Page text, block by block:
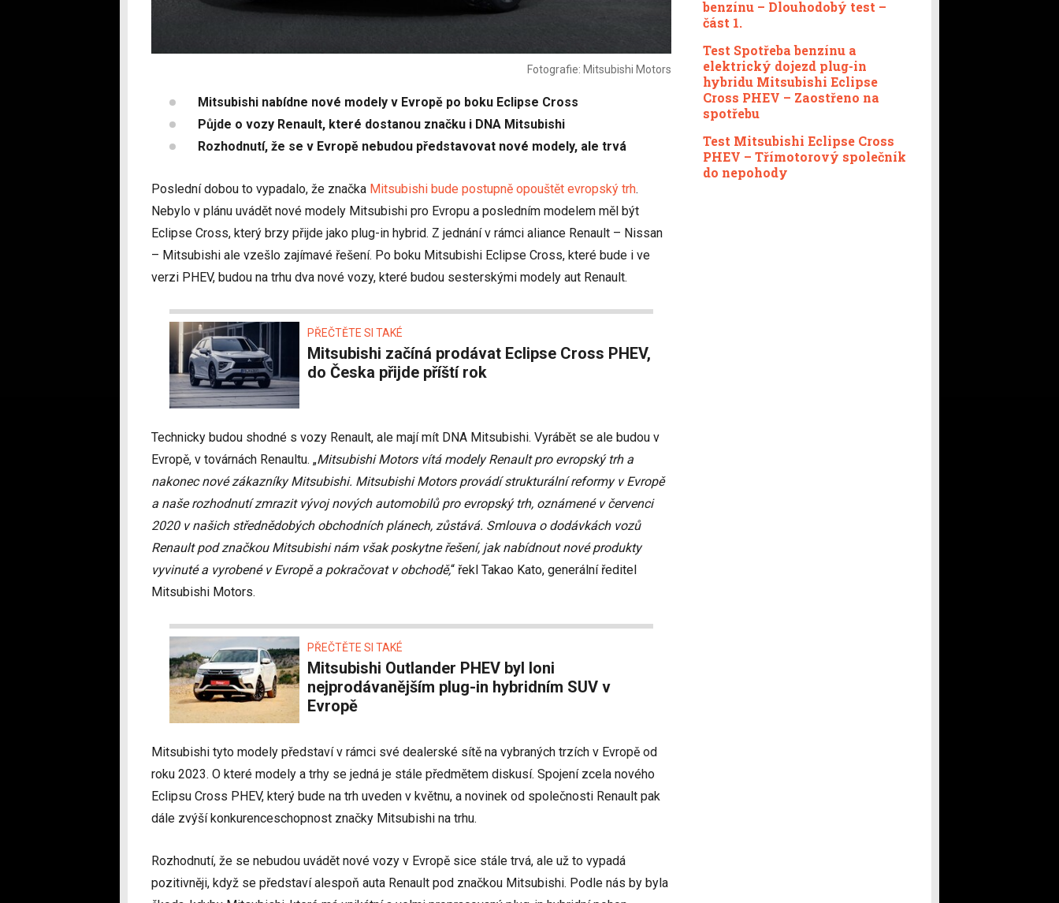
Fotografie: Mitsubishi Motors
Mitsubishi nabídne nové modely v Evropě po boku Eclipse Cross
Půjde o vozy Renault, které dostanou značku i DNA Mitsubishi
Rozhodnutí, že se v Evropě nebudou představovat nové modely, ale trvá
Poslední dobou to vypadalo, že značka Mitsubishi bude postupně opouštět evropský trh.
Nebylo v plánu uvádět nové modely Mitsubishi pro Evropu a posledním modelem měl být
Eclipse Cross, který brzy přijde jako plug-in hybrid. Z jednání v rámci aliance Renault – Nissan
– Mitsubishi ale vzešlo zajímavé řešení. Po boku Mitsubishi Eclipse Cross, které bude i ve
verzi PHEV, budou na trhu dva nové vozy, které budou sesterskými modely aut Renault.
PŘEČTĚTE SI TAKÉ
Mitsubishi začíná prodávat Eclipse Cross PHEV,
do Česka přijde příští rok
Technicky budou shodné s vozy Renault, ale mají mít DNA Mitsubishi. Vyrábět se ale budou v
Evropě, v továrnách Renaultu. „Mitsubishi Motors vítá modely Renault pro evropský trh a
nakonec nové zákazníky Mitsubishi. Mitsubishi Motors provádí strukturální reformy v Evropě
a naše rozhodnutí zmrazit vývoj nových automobilů pro evropský trh, oznámené v červenci
2020 v našich střednědobých obchodních plánech, zůstává. Smlouva o dodávkách vozů
Renault pod značkou Mitsubishi nám však poskytne řešení, jak nabídnout nové produkty
vyvinuté a vyrobené v Evropě a pokračovat v obchodě,“ řekl Takao Kato, generální ředitel
Mitsubishi Motors.
PŘEČTĚTE SI TAKÉ
Mitsubishi Outlander PHEV byl loni
nejprodávanějším plug-in hybridním SUV v
Evropě
Mitsubishi tyto modely představí v rámci své dealerské sítě na vybraných trzích v Evropě od
roku 2023. O které modely a trhy se jedná je stále předmětem diskusí. Spojení zcela nového
Eclipsu Cross PHEV, který bude na trh uveden v květnu, a novinek od společnosti Renault pak
dále zvýší konkurenceschopnost značky Mitsubishi na trhu.
Rozhodnutí, že se nebudou uvádět nové vozy v Evropě sice stále trvá, ale už to vypadá
pozitivněji, když se představí alespoň auta Renault pod značkou Mitsubishi. Podle nás by byla
benzínu – Dlouhodobý test –
část 1.
Test Spotřeba benzínu a
elektrický dojezd plug-in
hybridu Mitsubishi Eclipse
Cross PHEV – Zaostřeno na
spotřebu
Test Mitsubishi Eclipse Cross
PHEV – Třímotorový společník
do nepohody